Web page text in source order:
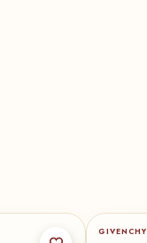
GIVENCHY